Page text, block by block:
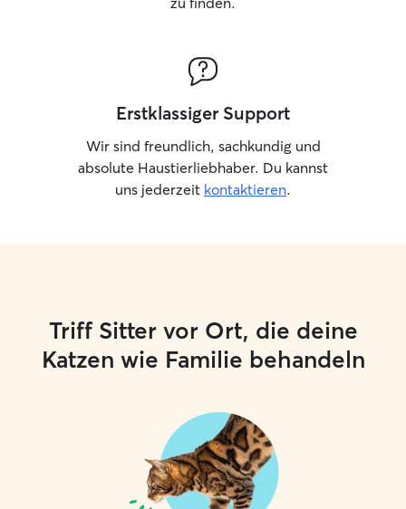
Erstklassiger Support
Wir sind freundlich, sachkundig und
absolute Haustierliebhaber. Du kannst
uns jederzeit kontaktieren.
Triff Sitter vor Ort, die deine
Katzen wie Familie behandeln